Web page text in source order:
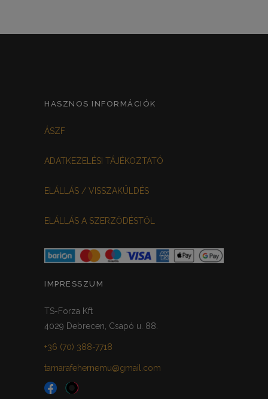
HASZNOS INFORMÁCIÓK
ÁSZF
ADATKEZELÉSI TÁJÉKOZTATÓ
ELÁLLÁS / VISSZAKÜLDÉS
ELÁLLÁS A SZERZŐDÉSTŐL
IMPRESSZUM
TS-Forza Kft
4029 Debrecen, Csapó u. 88.
+36 (70) 388-7718
tamarafehernemu@gmail.com